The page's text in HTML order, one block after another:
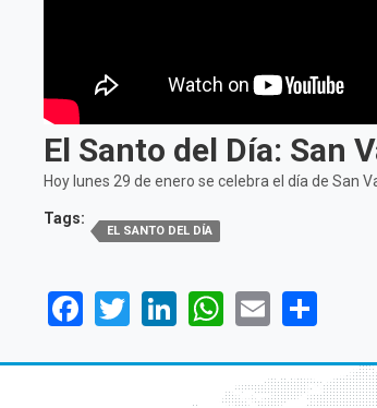
El Santo del Día: San
Hoy lunes 29 de enero se celebra el día de San
Tags:
EL SANTO DEL DÍA
Facebook
TwitterLinkedIn
WhatsApp
Email